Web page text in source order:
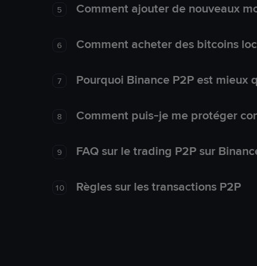
5 Comment ajouter de nouveaux
6 Comment acheter des bitcoins
7 Pourquoi Binance P2P est mieux
8 Comment puis-je me protéger
9 FAQ sur le trading P2P sur
10 Règles sur les transactions P2P